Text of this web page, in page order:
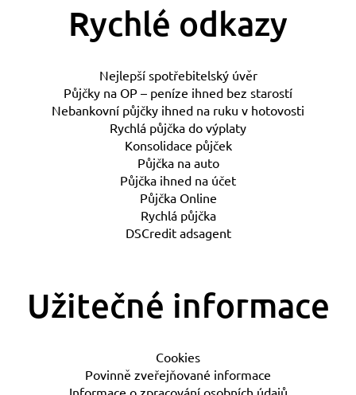
Rychlé odkazy
Nejlepší spotřebitelský úvěr
Půjčky na OP – peníze ihned bez starostí
Nebankovní půjčky ihned na ruku v hotovosti
Rychlá půjčka do výplaty
Konsolidace půjček
Půjčka na auto
Půjčka ihned na účet
Půjčka Online
Rychlá půjčka
DSCredit adsagent
Užitečné informace
Cookies
Povinně zveřejňované informace
Informace o zpracování osobních údajů